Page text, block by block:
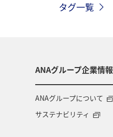
神奈川県
秋田県
東アジア
タグ一覧
ANAグループ企業情報
ANAグループについて
サステナビリティ